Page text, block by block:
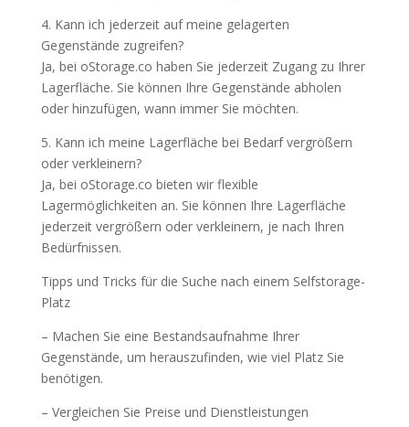
4. Kann ich jederzeit auf meine gelagerten
Gegenstände zugreifen?
Ja, bei oStorage.co haben Sie jederzeit Zugang zu Ihrer
Lagerfläche. Sie können Ihre Gegenstände abholen
oder hinzufügen, wann immer Sie möchten.
5. Kann ich meine Lagerfläche bei Bedarf vergrößern
oder verkleinern?
Ja, bei oStorage.co bieten wir flexible
Lagermöglichkeiten an. Sie können Ihre Lagerfläche
jederzeit vergrößern oder verkleinern, je nach Ihren
Bedürfnissen.
Tipps und Tricks für die Suche nach einem Selfstorage-
Platz
– Machen Sie eine Bestandsaufnahme Ihrer
Gegenstände, um herauszufinden, wie viel Platz Sie
benötigen.
– Vergleichen Sie Preise und Dienstleistungen